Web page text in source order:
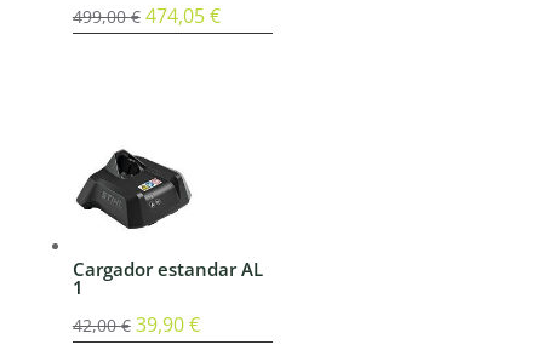
499,00€ El
474,05€El
Cargador estandar AL
1
42,00€ El
39,90€El